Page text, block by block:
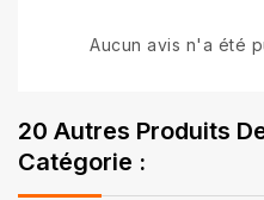
Aucun avis n'a été
20 Autres Produits
Catégorie :